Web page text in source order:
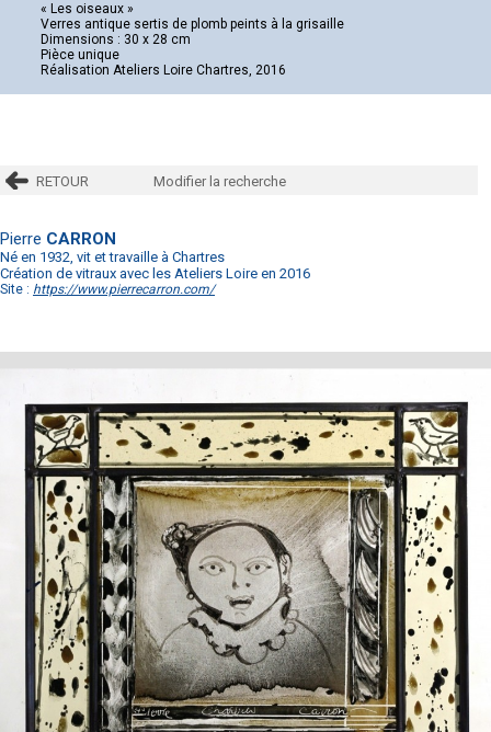
« Les oiseaux »
Verres antique sertis de plomb peints à la grisaille
Dimensions : 30 x 28 cm
Pièce unique
Réalisation Ateliers Loire Chartres, 2016
RETOUR Modifier la recherche
Pierre CARRON
Né en 1932, vit et travaille à Chartres
Création de vitraux avec les Ateliers Loire en 2016
Site : https://www.pierrecarron.com/